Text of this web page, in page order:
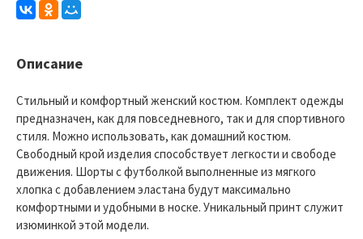
Описание
Стильный и комфортный женский костюм. Комплект одежды
предназначен, как для повседневного, так и для спортивного
стиля. Можно использовать, как домашний костюм.
Свободный крой изделия способствует легкости и свободе
движения. Шорты с футболкой выполненные из мягкого
хлопка с добавлением эластана будут максимально
комфортными и удобными в носке. Уникальный принт служит
изюминкой этой модели.